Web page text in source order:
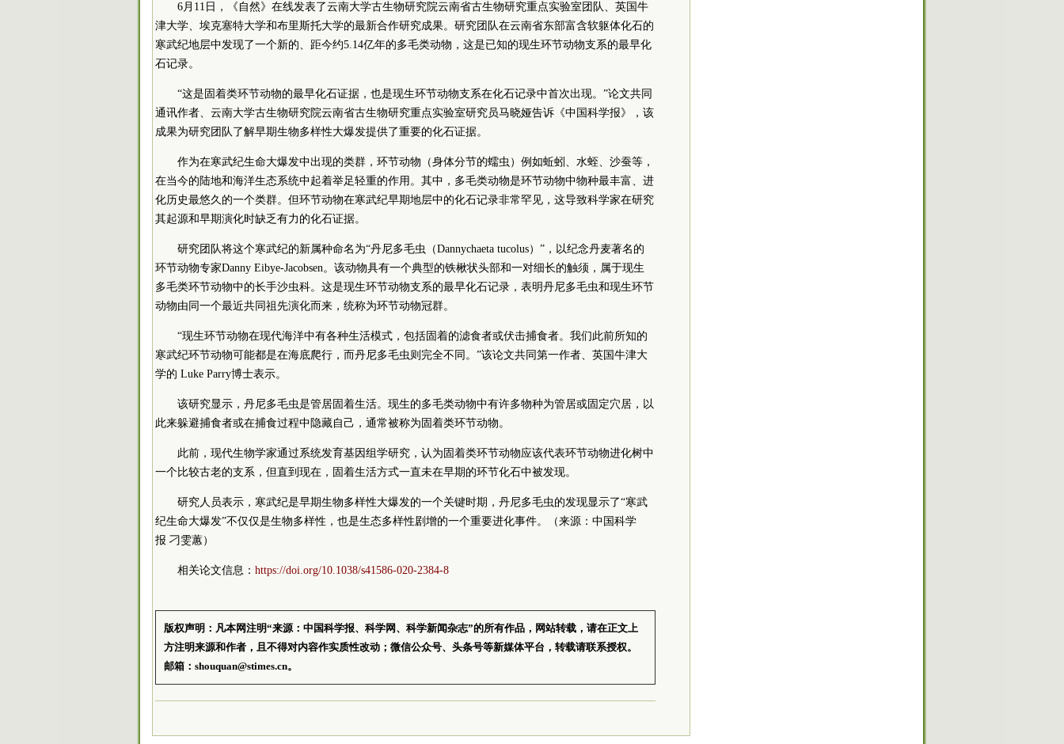
6月11日，《自然》在线发表了云南大学古生物研究院云南省古生物研究重点实验室团队、英国牛
津大学、埃克塞特大学和布里斯托大学的最新合作研究成果。研究团队在云南省东部富含软躯体化石的
寒武纪地层中发现了一个新的、距今约5.14亿年的多毛类动物，这是已知的现生环节动物支系的最早化
石记录。
“这是固着类环节动物的最早化石证据，也是现生环节动物支系在化石记录中首次出现。”论文共同
通讯作者、云南大学古生物研究院云南省古生物研究重点实验室研究员马晓娅告诉《中国科学报》，该
成果为研究团队了解早期生物多样性大爆发提供了重要的化石证据。
作为在寒武纪生命大爆发中出现的类群，环节动物（身体分节的蠕虫）例如蚯蚓、水蛭、沙蚕等，
在当今的陆地和海洋生态系统中起着举足轻重的作用。其中，多毛类动物是环节动物中物种最丰富、进
化历史最悠久的一个类群。但环节动物在寒武纪早期地层中的化石记录非常罕见，这导致科学家在研究
其起源和早期演化时缺乏有力的化石证据。
研究团队将这个寒武纪的新属种命名为“丹尼多毛虫（Dannychaeta tucolus）”，以纪念丹麦著名的
环节动物专家Danny Eibye-Jacobsen。该动物具有一个典型的铁楸状头部和一对细长的触须，属于现生
多毛类环节动物中的长手沙虫科。这是现生环节动物支系的最早化石记录，表明丹尼多毛虫和现生环节
动物由同一个最近共同祖先演化而来，统称为环节动物冠群。
“现生环节动物在现代海洋中有各种生活模式，包括固着的滤食者或伏击捕食者。我们此前所知的
寒武纪环节动物可能都是在海底爬行，而丹尼多毛虫则完全不同。”该论文共同第一作者、英国牛津大
学的 Luke Parry博士表示。
该研究显示，丹尼多毛虫是管居固着生活。现生的多毛类动物中有许多物种为管居或固定穴居，以
此来躲避捕食者或在捕食过程中隐藏自己，通常被称为固着类环节动物。
此前，现代生物学家通过系统发育基因组学研究，认为固着类环节动物应该代表环节动物进化树中
一个比较古老的支系，但直到现在，固着生活方式一直未在早期的环节化石中被发现。
研究人员表示，寒武纪是早期生物多样性大爆发的一个关键时期，丹尼多毛虫的发现显示了“寒武
纪生命大爆发”不仅仅是生物多样性，也是生态多样性剧增的一个重要进化事件。（来源：中国科学
报 刁雯蕙）
相关论文信息： https://doi.org/10.1038/s41586-020-2384-8
版权声明：凡本网注明“来源：中国科学报、科学网、科学新闻杂志”的所有作品，网站转载，请在正文上
方注明来源和作者，且不得对内容作实质性改动；微信公众号、头条号等新媒体平台，转载请联系授权。
邮箱：shouquan@stimes.cn。